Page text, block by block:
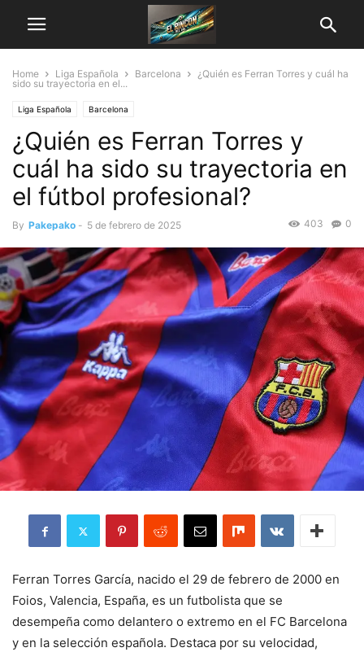
Home Liga Española Barcelona
¿Quién es Ferran Torres y cuál ha
sido su trayectoria en el...
Liga Española Barcelona
¿Quién es Ferran Torres y
cuál ha sido su trayectoria en
el fútbol profesional?
By Pakepako - 5 de febrero de 2025 0
403
Ferran Torres García, nacido el 29 de febrero de 2000 en
Foios, Valencia, España, es un futbolista que se
desempeña como delantero o extremo en el FC Barcelona
y en la selección española. Destaca por su velocidad,